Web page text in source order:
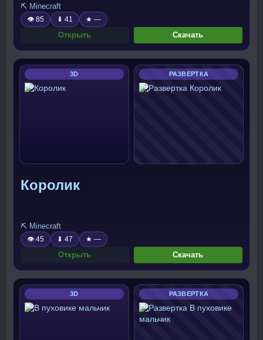
⛏️ Minecraft
👁 85 ⬇ 41 ★ —
Открыть Скачать
3D РАЗВЕРТКА
Королик
⛏️ Minecraft
👁 45 ⬇ 47 ★ —
Открыть Скачать
3D РАЗВЕРТКА